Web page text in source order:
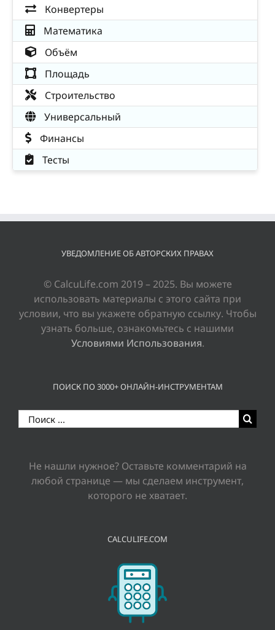
Конвертеры
Математика
Объём
Площадь
Строительство
Универсальный
Финансы
Тесты
УВЕДОМЛЕНИЕ ОБ АВТОРСКИХ ПРАВАХ
© CalcuLife.com 2019 – 2025. Вы можете
использовать материалы с этого сайта при
условии, что вы укажете обратную ссылку. Чтобы
узнать больше, ознакомьтесь с нашими
Условиями Использования.
ПОИСК ПО 3000+ ОНЛАЙН-ИНСТРУМЕНТАМ
Результат
поиска:
Не нашли нужное? Оставьте комментарий на
любой странице — мы сделаем инструмент,
которого не хватает.
CALCULIFE.COM